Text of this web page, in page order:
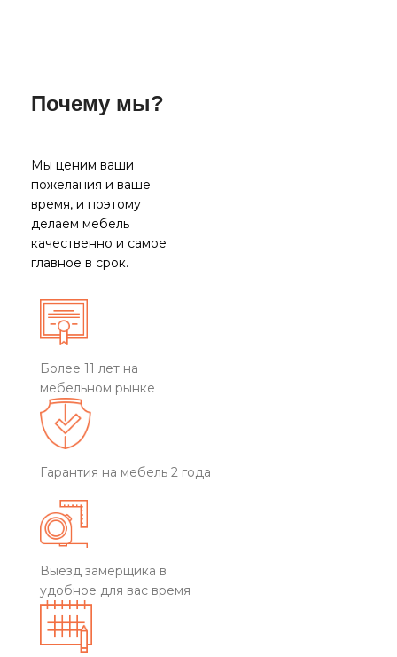
Почему мы?
Мы ценим ваши
пожелания и ваше
время, и поэтому
делаем мебель
качественно и самое
главное в срок.
Более 11 лет на
мебельном рынке
Гарантия на мебель 2 года
Выезд замерщика в
удобное для вас время